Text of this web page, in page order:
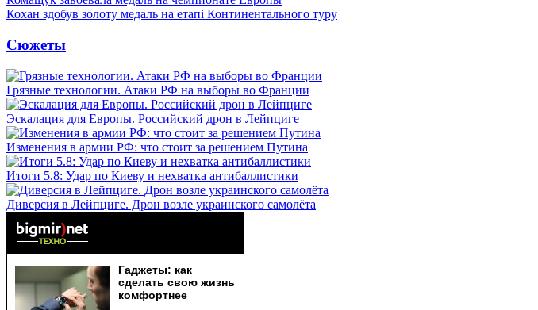
Кохан здобув золоту медаль на етапі Континентального туру
Сюжеты
Грязные технологии. Атаки РФ на выборы во Франции
Эскалация для Европы. Российский дрон в Лейпциге
Изменения в армии РФ: что стоит за решением Путина
Итоги 5.8: Удар по Киеву и нехватка антибаллистики
Диверсия в Лейпциге. Дрон возле украинского самолёта